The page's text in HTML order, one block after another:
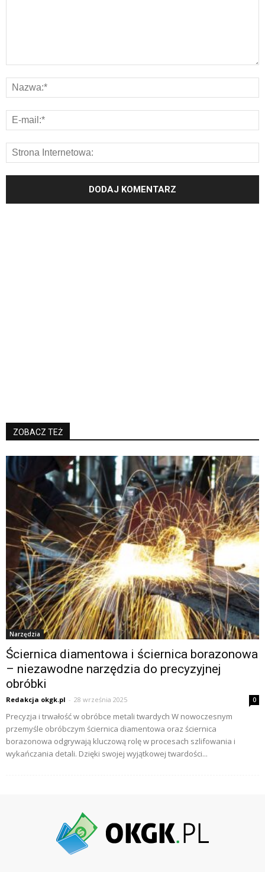
ZOBACZ TEŻ
Narzędzia
Ściernica diamentowa i ściernica borazonowa
– niezawodne narzędzia do precyzyjnej
obróbki
Redakcja okgk.pl - 28 września 2025 0
Precyzja i trwałość w obróbce metali twardych W nowoczesnym
przemyśle obróbczym ściernica diamentowa oraz ściernica
borazonowa odgrywają kluczową rolę w procesach szlifowania i
wykańczania detali. Dzięki swojej wyjątkowej twardości...